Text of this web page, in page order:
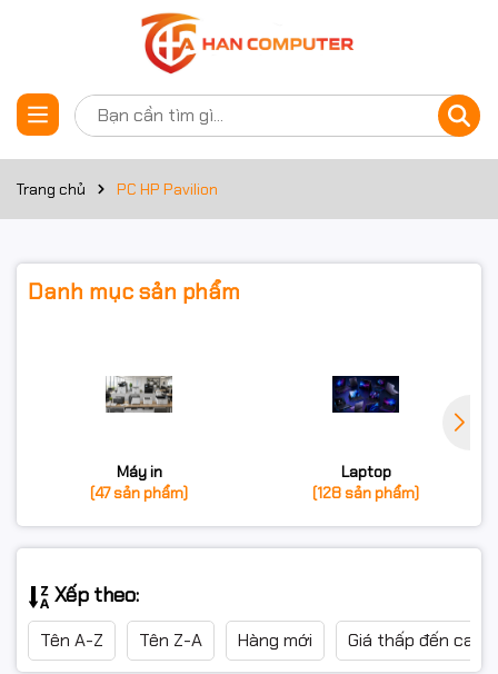
Trang chủ PC HP Pavilion
Danh mục sản phẩm
Máy in
(47 sản phẩm)
Laptop
(128 sản phẩm)
Xếp theo:
Tên A-Z Tên Z-A Hàng mới Giá thấp đến cao